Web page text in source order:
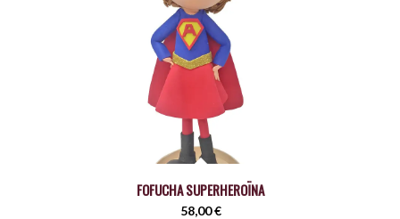
FOFUCHA SUPERHEROÏNA
58,00€